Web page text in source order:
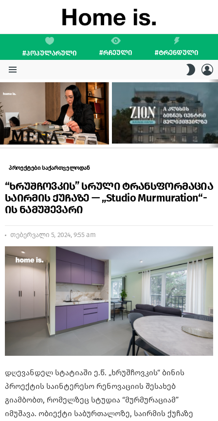
#ᲞᲝᲞᲣᲚᲐᲠᲣᲚᲘ #ᲠᲩᲔᲣᲚᲘ #ᲢᲠᲔᲜᲓᲣᲚᲘ
SKIN
STORIES
პროექტები საქართველოდან
“ხრუშჩოვკის” სრული ტრანსფორმაცია
საირმის ქუჩაზე — „Studio Murmuration“-
ის ნამუშევარი
თებერვალი 5, 2024, 9:55 am
დღევანდელ სტატიაში ე.წ. „ხრუშჩოვკის“ ბინის
პროექტის საინტერესო რენოვაციის შესახებ
გიამბობთ, რომელზეც სტუდია “მურმურაციამ”
იმუშავა. ობიექტი საბურთალოზე, საირმის ქუჩაზე